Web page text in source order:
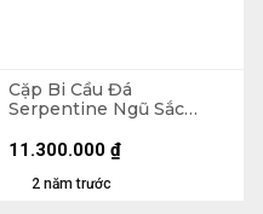
Cặp Bi Cầu Đá
Serpentine Ngũ Sắc
2 năm trước
11.300.000 ₫